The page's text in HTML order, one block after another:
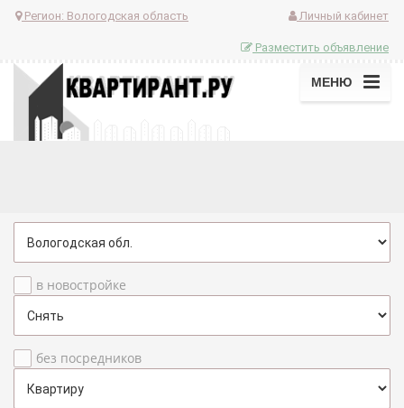
Регион: Вологодская область Личный кабинет
Разместить объявление
МЕНЮ
в новостройке
без посредников